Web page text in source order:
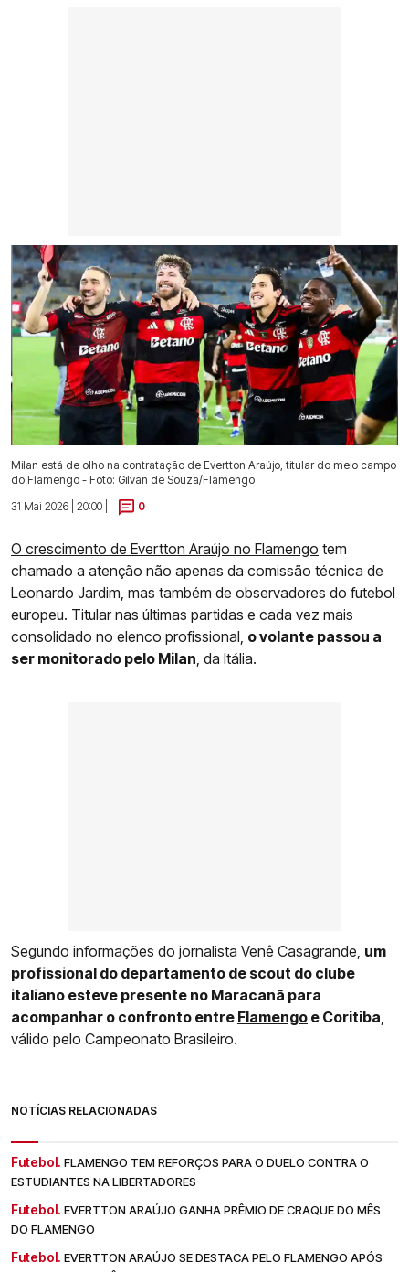
Milan está de olho na contratação de Evertton Araújo, titular do meio campo
do Flamengo - Foto: Gilvan de Souza/Flamengo
31 Mai 2026 | 20:00 |
0
O crescimento de Evertton Araújo no Flamengo tem
chamado a atenção não apenas da comissão técnica de
Leonardo Jardim, mas também de observadores do futebol
europeu. Titular nas últimas partidas e cada vez mais
consolidado no elenco profissional, o volante passou a
ser monitorado pelo Milan , da Itália.
Segundo informações do jornalista Venê Casagrande, um
profissional do departamento de scout do clube
italiano esteve presente no Maracanã para
acompanhar o confronto entre Flamengo e Coritiba
válido pelo Campeonato Brasileiro.
NOTÍCIAS RELACIONADAS
Futebol. FLAMENGO TEM REFORÇOS PARA O DUELO CONTRA O
ESTUDIANTES NA LIBERTADORES
Futebol. EVERTTON ARAÚJO GANHA PRÊMIO DE CRAQUE DO MÊS
DO FLAMENGO
Futebol. EVERTTON ARAÚJO SE DESTACA PELO FLAMENGO APÓS